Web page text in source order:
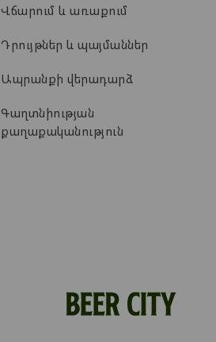
Վճարում և առաքում
Դրույթներ և պայմաններ
Ապրանքի վերադարձ
Գաղտնիության
քաղաքականություն